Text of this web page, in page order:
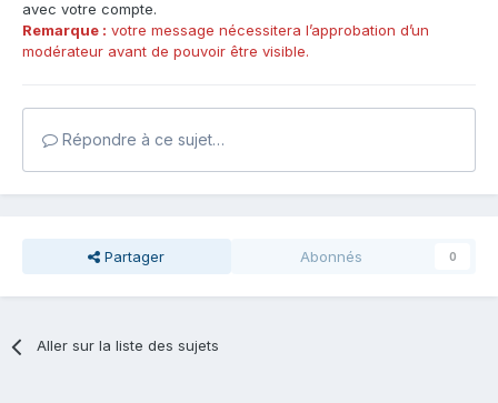
avec votre compte.
Remarque : votre message nécessitera l’approbation d’un
modérateur avant de pouvoir être visible.
Répondre à ce sujet…
Partager Abonnés 0
Aller sur la liste des sujets